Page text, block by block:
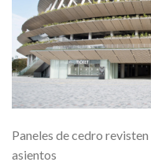
Paneles de cedro
asientos